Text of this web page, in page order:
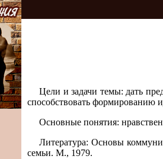
Цели и задачи темы: дать
способствовать формированию
Основные понятия:
Литература: Основы
семьи. М., 1979.